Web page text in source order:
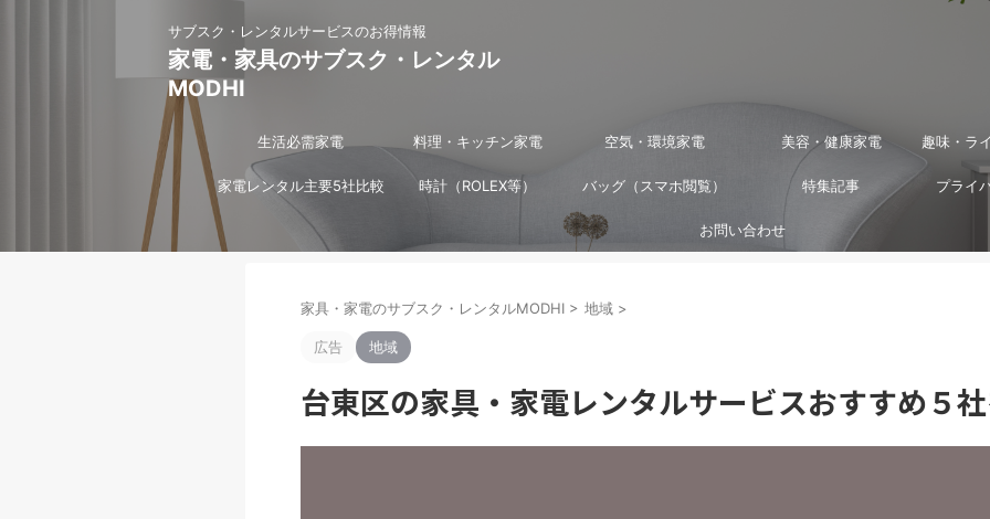
サブスク・レンタルサービスのお得情報
家電・家具のサブスク・レンタル
MODHI
生活必需家電 料理・キッチン家電 空気・環境家電 美容・健康家電 趣味・ラ
家電レンタル主要5社比較 時計（ROLEX等） バッグ（スマホ閲覧） 特集記事 プライ
お問い合わせ
家具・家電のサブスク・レンタルMODHI > 地域 >
広告 地域
台東区の家具・家電レンタルサービスおすすめ５